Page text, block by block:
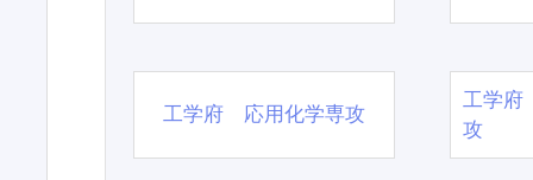
工学府 応用化学専攻
工学府
攻